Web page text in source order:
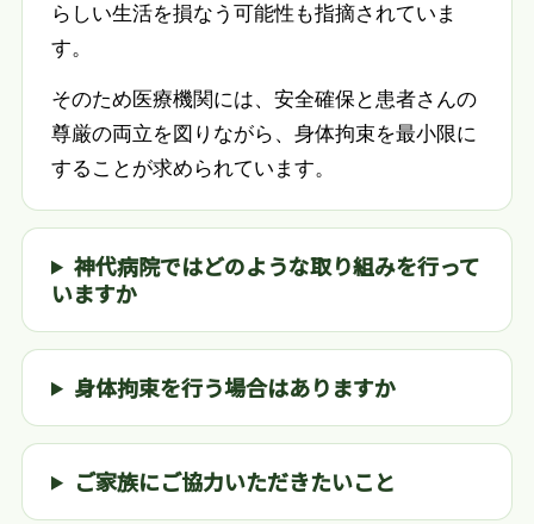
らしい生活を損なう可能性も指摘されていま
す。
そのため医療機関には、安全確保と患者さんの
尊厳の両立を図りながら、身体拘束を最小限に
することが求められています。
神代病院ではどのような取り組みを行って
いますか
身体拘束を行う場合はありますか
ご家族にご協力いただきたいこと